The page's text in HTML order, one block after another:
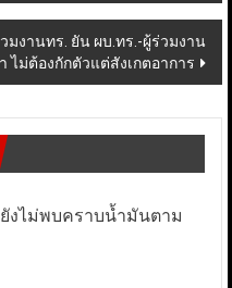
มงานทร. ยัน ผบ.ทร.-ผู้ร่วมงาน
ไม่ต้องกักตัวแต่สังเกตอาการ
งไม่พบคราบน้ำมันตาม